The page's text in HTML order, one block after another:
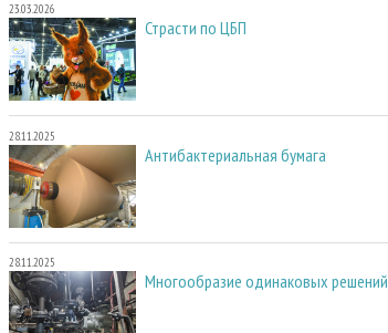
23.03.2026
Страсти по ЦБП
28.11.2025
Антибактериальная бумага
28.11.2025
Многообразие одинаковых решений